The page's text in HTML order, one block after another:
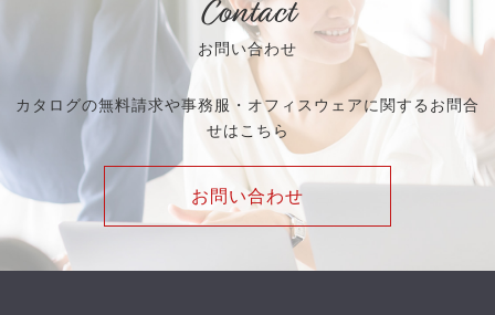
Contact
お問い合わせ
カタログの無料請求や事務服・オフィスウェアに関するお問合
せはこちら
お問い合わせ